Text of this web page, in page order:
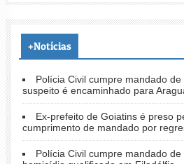
+Notícias
Polícia Civil cumpre mandado
suspeito é encaminhado para
Ex-prefeito de Goiatins é preso
cumprimento de mandado por
Polícia Civil cumpre mandado